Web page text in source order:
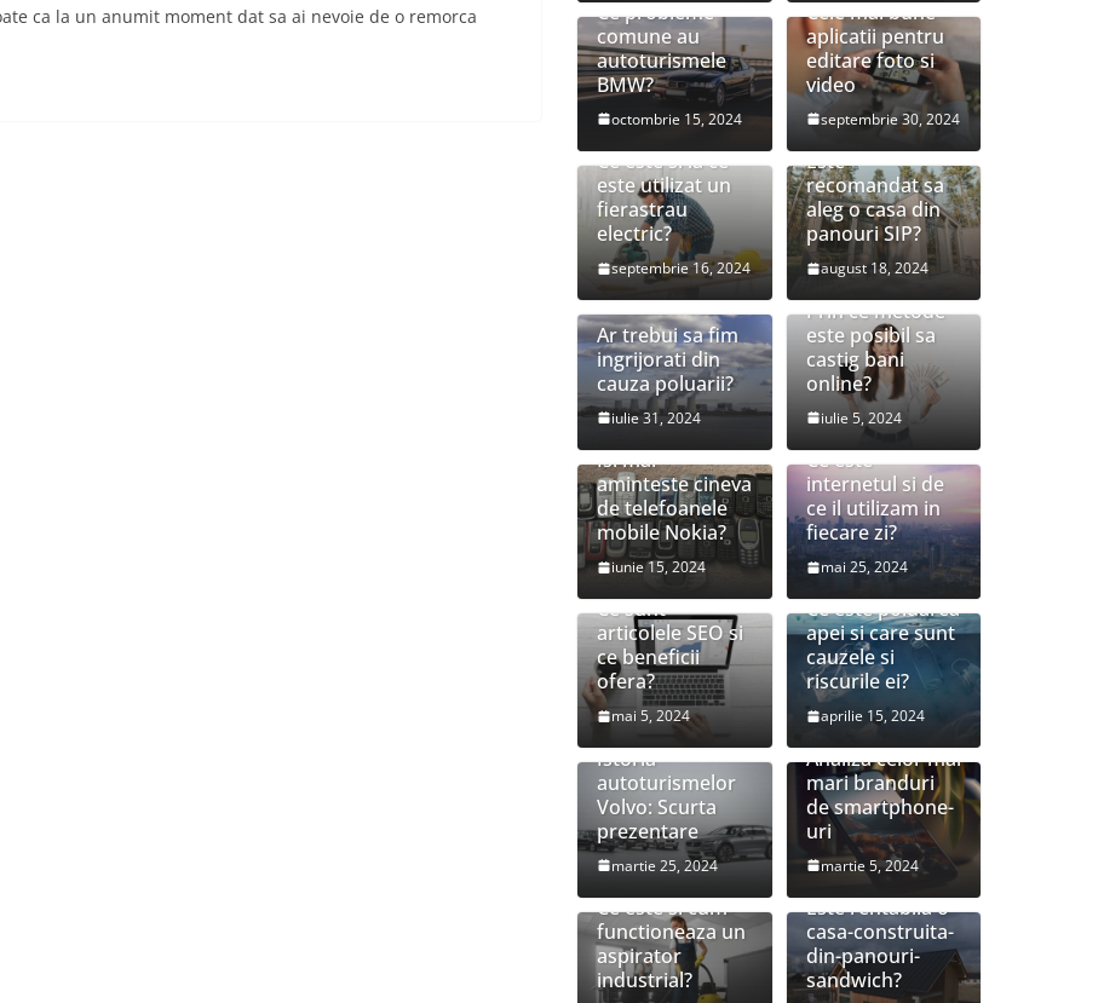
ca la un anumit moment dat sa ai nevoie de o remorca
Ce probleme
comune au
autoturismele
BMW?
octombrie 15, 2024
Cele mai bune
aplicatii pentru
editare foto si
video
septembrie 30, 2024
Ce este si la ce
este utilizat un
fierastrau
electric?
septembrie 16, 2024
Este
recomandat sa
aleg o casa din
panouri SIP?
august 18, 2024
Ar trebui sa fim
ingrijorati din
cauza poluarii?
iulie 31, 2024
Prin ce metode
este posibil sa
castig bani
online?
iulie 5, 2024
Isi mai
aminteste cineva
de telefoanele
mobile Nokia?
iunie 15, 2024
Ce este
internetul si de
ce il utilizam in
fiecare zi?
mai 25, 2024
Ce sunt
articolele SEO si
ce beneficii
ofera?
mai 5, 2024
Ce este poluarea
apei si care sunt
cauzele si
riscurile ei?
aprilie 15, 2024
Istoria
autoturismelor
Volvo: Scurta
prezentare
martie 25, 2024
Analiza celor mai
mari branduri
de smartphone-
uri
martie 5, 2024
Ce este si cum
functioneaza un
aspirator
industrial?
Este rentabila o
casa-construita-
din-panouri-
sandwich?